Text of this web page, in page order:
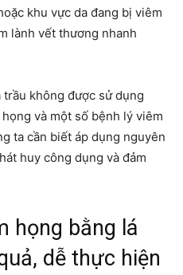
khu vực da đang bị viêm
lành vết thương nhanh
không được sử dụng
và một số bệnh lý viêm
ta cần biết áp dụng nguyên
huy công dụng và đảm
họng bằng lá
dễ thực hiện